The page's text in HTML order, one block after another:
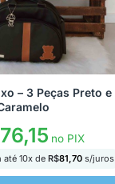
– 3 Peças Preto e
no PIX
até 10x de R$81,70s/juros